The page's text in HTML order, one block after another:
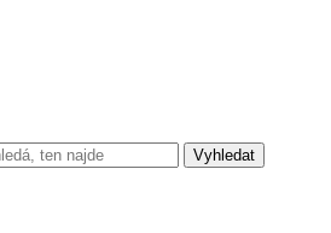
Vyhledat